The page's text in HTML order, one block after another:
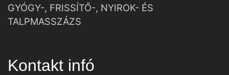
GYÓGY-, FRISSÍTŐ-, NYIROK- ÉS
TALPMASSZÁZS
Kontakt infó